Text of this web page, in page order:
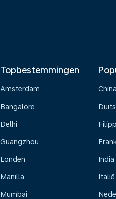
Topbestemmingen
Amsterdam
Bangalore
Delhi
Guangzhou
Londen
Manilla
Mumbai
China
India
Italië